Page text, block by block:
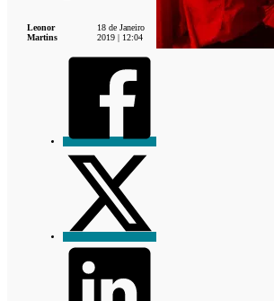
Leonor
Martins
18 de Janeiro
2019 | 12:04